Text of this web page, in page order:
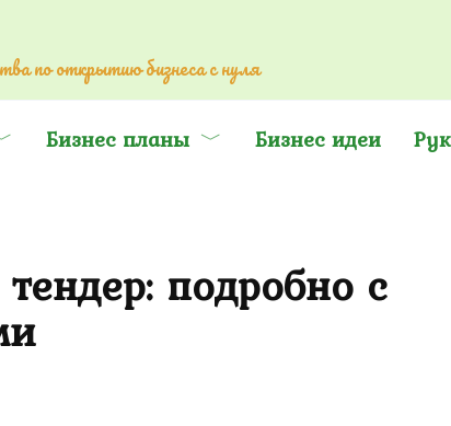
по открытию бизнеса с нуля
Бизнес планы Бизнес идеи
подробно с